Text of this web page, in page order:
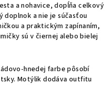
a nohavice, dopĺňa celkový
a nie je súčasťou
a praktickým zapínaním,
sú v čiernej alebo bielej
hnedej farbe pôsobí
Motýlik dodáva outfitu